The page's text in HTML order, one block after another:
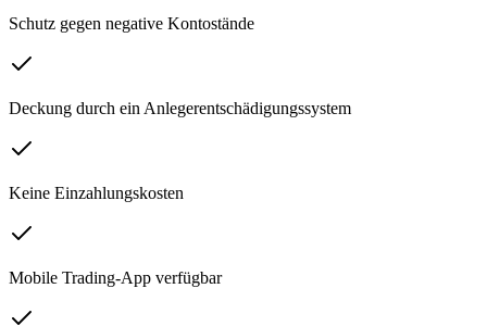
Schutz gegen negative Kontostände
Deckung durch ein Anlegerentschädigungssystem
Keine Einzahlungskosten
Mobile Trading-App verfügbar